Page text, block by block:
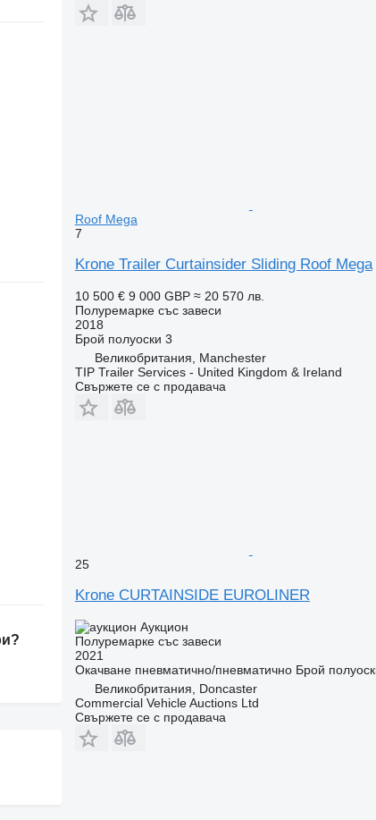
Roof Mega
7
Krone Trailer Curtainsider Sliding Roof Mega
10 500 € 9 000 GBP ≈ 20 570 лв.
Полуремарке със завеси
2018
Брой полуоски 3
Великобритания, Manchester
TIP Trailer Services - United Kingdom & Ireland
Свържете се с продавача
25
Krone CURTAINSIDE EUROLINER
Аукцион
Полуремарке със завеси
2021
Окачване пневматично/пневматично Брой
Великобритания, Doncaster
Commercial Vehicle Auctions Ltd
Свържете се с продавача